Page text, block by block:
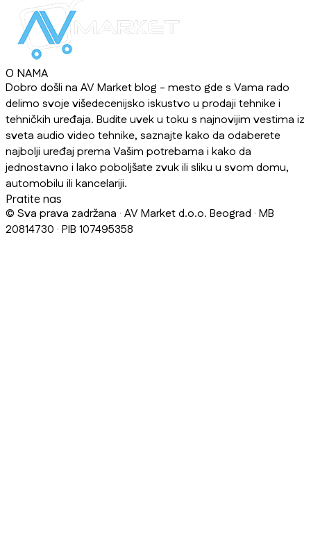
O NAMA
Dobro došli na AV Market blog - mesto gde s Vama rado
delimo svoje višedecenijsko iskustvo u prodaji tehnike i
tehničkih uređaja. Budite uvek u toku s najnovijim vestima iz
sveta audio video tehnike, saznajte kako da odaberete
najbolji uređaj prema Vašim potrebama i kako da
jednostavno i lako poboljšate zvuk ili sliku u svom domu,
automobilu ili kancelariji.
Pratite nas
© Sva prava zadržana · AV Market d.o.o. Beograd · MB
20814730 · PIB 107495358